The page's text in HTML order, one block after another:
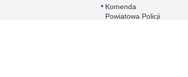
Komenda
Powiatowa Policji